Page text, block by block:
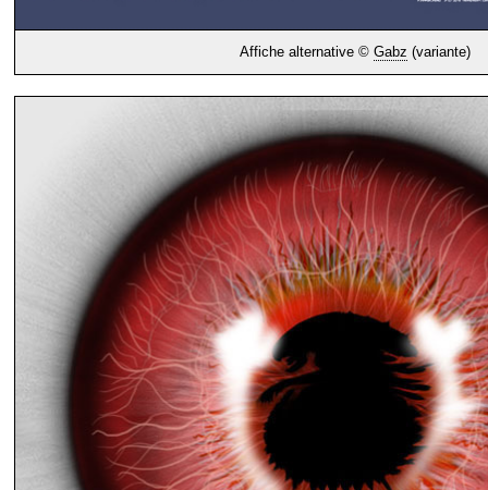
Affiche alternative © Gabz (variante)